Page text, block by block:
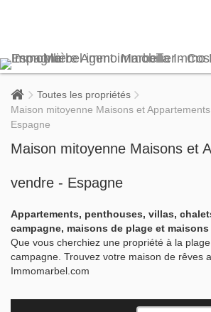
Toutes les propriétés
Maison mitoyenne Maisons et
Espagne
Maison mitoyenne Maisons et
vendre - Espagne
Appartements, penthouses, villas,
campagne, maisons de plage et
Que vous cherchiez une propriété à la
campagne. Trouvez votre maison de rêves
Immomarbel.com